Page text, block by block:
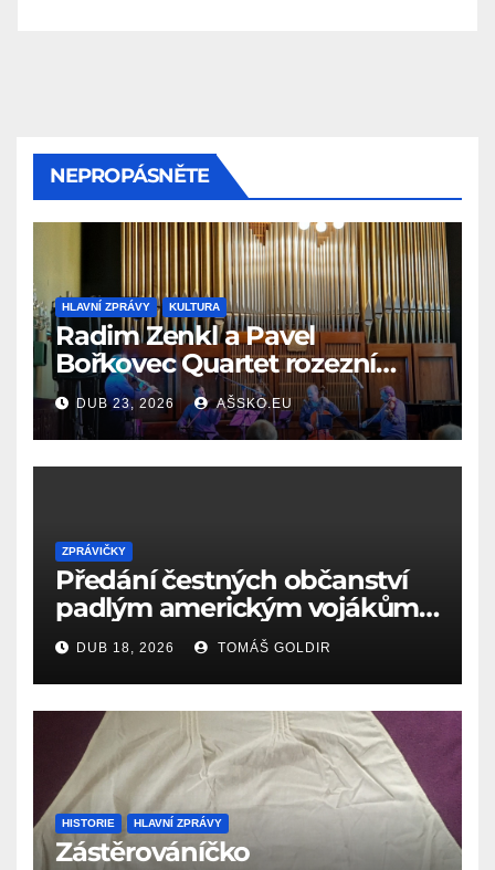
NEPROPÁSNĚTE
HLAVNÍ ZPRÁVY KULTURA
Radim Zenkl a Pavel
Bořkovec Quartet rozezní
Ašské jaro netradičním
spojením žánrů
DUB 23, 2026 AŠSKO.EU
ZPRÁVIČKY
Předání čestných občanství
padlým americkým vojákům
k 81. výročí osvobození Aše
(18.4.1945)
DUB 18, 2026 TOMÁŠ GOLDIR
HISTORIE HLAVNÍ ZPRÁVY
Zástěrováníčko